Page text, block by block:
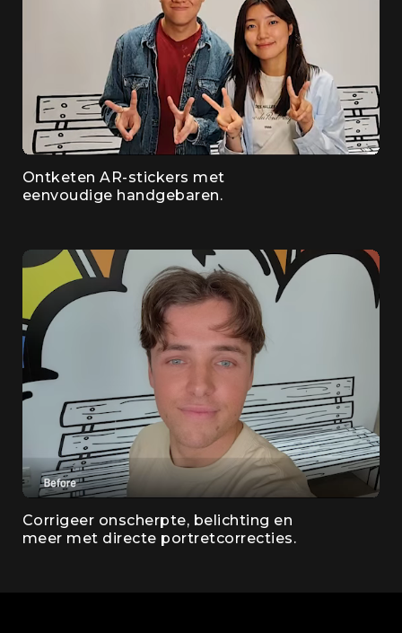
Ontketen AR-stickers met
eenvoudige handgebaren.
Corrigeer onscherpte, belichting en
meer met directe portretcorrecties.